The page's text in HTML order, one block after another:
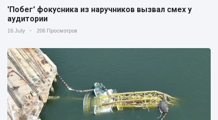
'Побег' фокусника из наручников вызвал смех у
аудитории
16 July 206 Просмотров